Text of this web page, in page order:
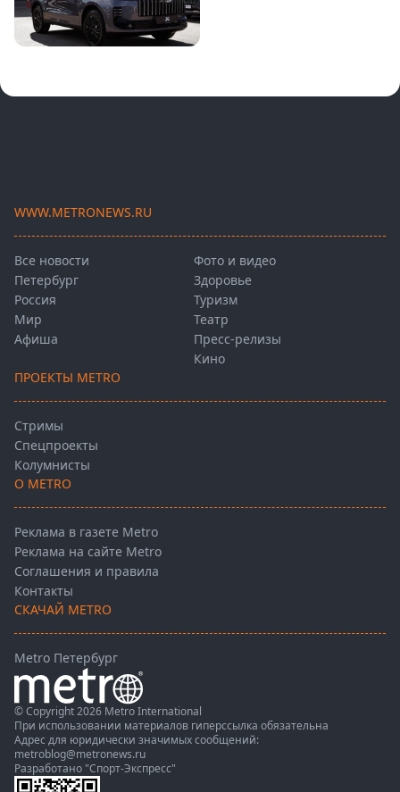
WWW.METRONEWS.RU
Все новости
Петербург
Россия
Мир
Афиша
Фото и видео
Здоровье
Туризм
Театр
Пресс-релизы
Кино
ПРОЕКТЫ METRO
Стримы
Спецпроекты
Колумнисты
О METRO
Реклама в газете Metro
Реклама на сайте Metro
Соглашения и правила
Контакты
СКАЧАЙ METRO
Metro Петербург
© Copyright 2026 Metro International
При использовании материалов гиперссылка обязательна
Адрес для юридически значимых сообщений:
metroblog@metronews.ru
Разработано "Спорт-Экспресс"